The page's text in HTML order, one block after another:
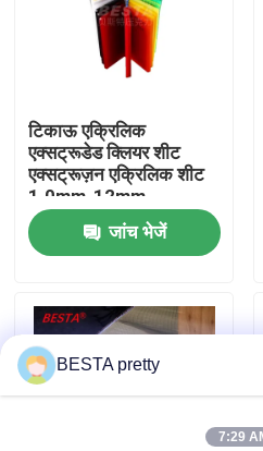
हमारे बारे में
गुणवत्ता नियंत्रण
हमसे संपर्क करें
समाचार
मामले
एक उद्धरण का अनुरोध करें
टिकाऊ एक्रिलिक
एक्सट्रूडेड क्लियर शीट
एक्सट्रूज़न एक्रिलिक शीट
1.0mm-12mm
जांच भेजें
BESTA pretty
7:29